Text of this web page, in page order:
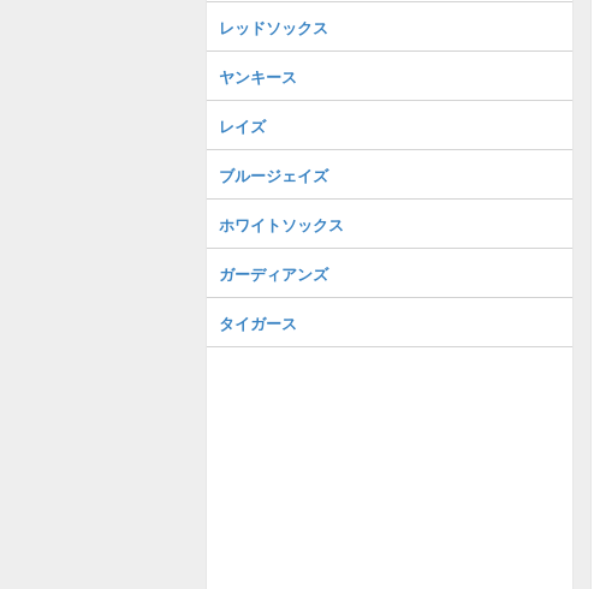
レッドソックス
ヤンキース
レイズ
ブルージェイズ
ホワイトソックス
ガーディアンズ
タイガース